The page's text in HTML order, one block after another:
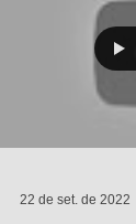
22 de set. de 2022